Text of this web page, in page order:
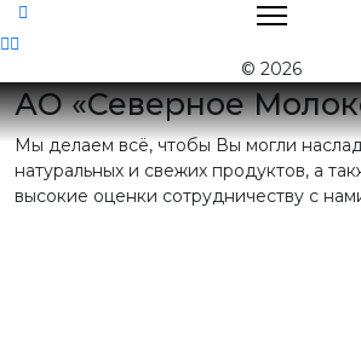
© 2026
Контакты
АО «Северное
Мы делаем всё, чтобы Вы могли
натуральных и свежих продуктов, а
высокие оценки сотрудничеству с